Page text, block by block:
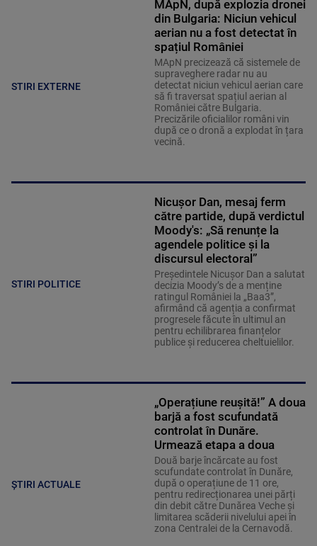
STIRI EXTERNE
MApN, după explozia dronei
din Bulgaria: Niciun vehicul
aerian nu a fost detectat în
spațiul României
MApN precizează că sistemele de
supraveghere radar nu au
detectat niciun vehicul aerian care
să fi traversat spațiul aerian al
României către Bulgaria.
Precizările oficialilor români vin
după ce o dronă a explodat în țara
vecină.
STIRI POLITICE
Nicușor Dan, mesaj ferm
către partide, după verdictul
Moody's: „Să renunțe la
agendele politice şi la
discursul electoral”
Președintele Nicușor Dan a salutat
decizia Moody’s de a menține
ratingul României la „Baa3”,
afirmând că agenția a confirmat
progresele făcute în ultimul an
pentru echilibrarea finanțelor
publice și reducerea cheltuielilor.
ȘTIRI ACTUALE
„Operațiune reușită!” A doua
barjă a fost scufundată
controlat în Dunăre.
Urmează etapa a doua
Două barje încărcate au fost
scufundate controlat în Dunăre,
după o operațiune de 11 ore,
pentru redirecționarea unei părți
din debit către Dunărea Veche și
limitarea scăderii nivelului apei în
zona Centralei de la Cernavodă.